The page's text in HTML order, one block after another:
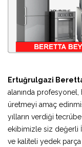
Ertuğrulgazi
alanında profesyonel,
üretmeyi amaç
yılların verdiği
ekibimizle siz değerli
ve kaliteli yedek parça